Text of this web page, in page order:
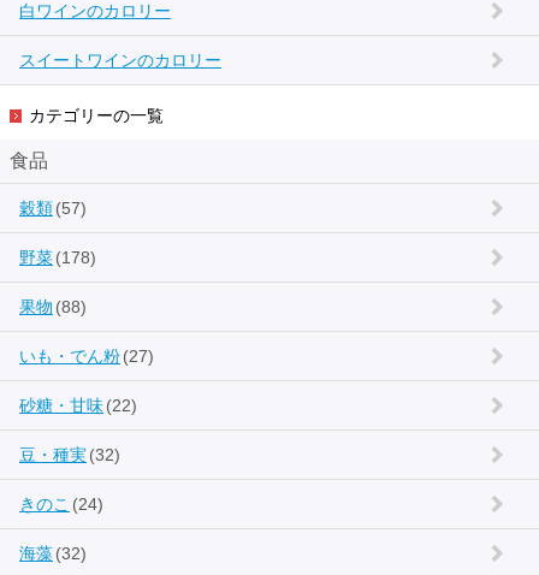
白ワインのカロリー
スイートワインのカロリー
カテゴリーの一覧
食品
穀類(57)
野菜(178)
果物 (88)
いも・でん粉(27)
砂糖・甘味(22)
豆・種実(32)
きのこ (24)
海藻(32)